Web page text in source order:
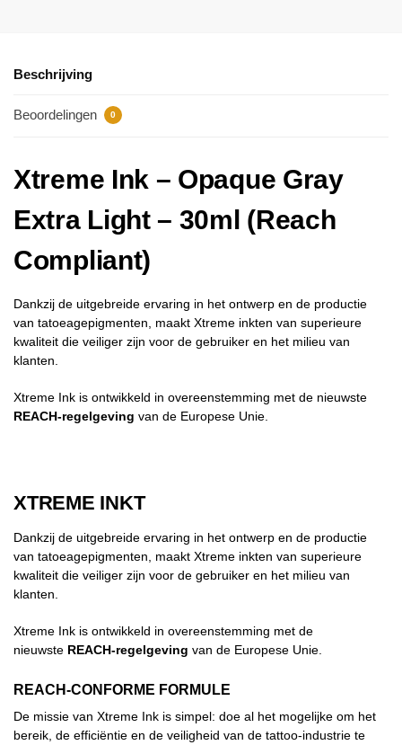
Beschrijving
Beoordelingen 0
Xtreme Ink – Opaque Gray
Extra Light – 30ml (Reach
Compliant)
Dankzij de uitgebreide ervaring in het ontwerp en de productie
van tatoeagepigmenten, maakt Xtreme inkten van superieure
kwaliteit die veiliger zijn voor de gebruiker en het milieu van
klanten.
Xtreme Ink is ontwikkeld in overeenstemming met de nieuwste
REACH-regelgeving van de Europese Unie.
XTREME INKT
Dankzij de uitgebreide ervaring in het ontwerp en de productie
van tatoeagepigmenten, maakt Xtreme inkten van superieure
kwaliteit die veiliger zijn voor de gebruiker en het milieu van
klanten.
Xtreme Ink is ontwikkeld in overeenstemming met de
nieuwste REACH-regelgeving van de Europese Unie.
REACH-CONFORME FORMULE
De missie van Xtreme Ink is simpel: doe al het mogelijke om het
bereik, de efficiëntie en de veiligheid van de tattoo-industrie te